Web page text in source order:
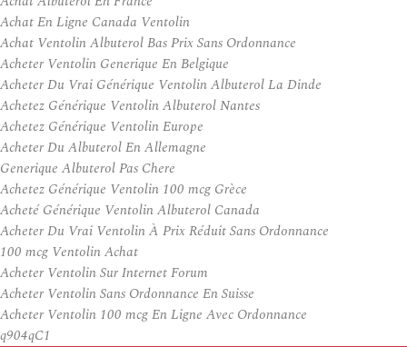
Achat En Ligne Canada Ventolin
Achat Ventolin Albuterol Bas Prix Sans Ordonnance
Acheter Ventolin Generique En Belgique
Acheter Du Vrai Générique Ventolin Albuterol La Dinde
Achetez Générique Ventolin Albuterol Nantes
Achetez Générique Ventolin Europe
Acheter Du Albuterol En Allemagne
Generique Albuterol Pas Chere
Achetez Générique Ventolin 100 mcg Grèce
Acheté Générique Ventolin Albuterol Canada
Acheter Du Vrai Ventolin À Prix Réduit Sans Ordonnance
100 mcg Ventolin Achat
Acheter Ventolin Sur Internet Forum
Acheter Ventolin Sans Ordonnance En Suisse
Acheter Ventolin 100 mcg En Ligne Avec Ordonnance
q904qC1